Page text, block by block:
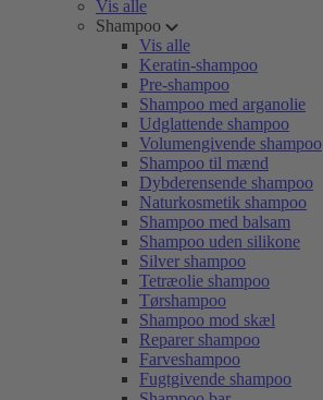
Vis alle
Shampoo
Vis alle
Keratin-shampoo
Pre-shampoo
Shampoo med arganolie
Udglattende shampoo
Volumengivende shampoo
Shampoo til mænd
Dybderensende shampoo
Naturkosmetik shampoo
Shampoo med balsam
Shampoo uden silikone
Silver shampoo
Tetræolie shampoo
Tørshampoo
Shampoo mod skæl
Reparer shampoo
Farveshampoo
Fugtgivende shampoo